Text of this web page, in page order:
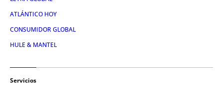
ATLÁNTICO HOY
CONSUMIDOR GLOBAL
HULE & MANTEL
Servicios